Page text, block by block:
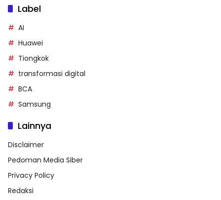
Label
AI
Huawei
Tiongkok
transformasi digital
BCA
Samsung
Lainnya
Disclaimer
Pedoman Media Siber
Privacy Policy
Redaksi